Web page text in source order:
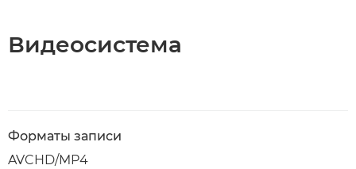
Видеосистема
Форматы записи
AVCHD/MP4